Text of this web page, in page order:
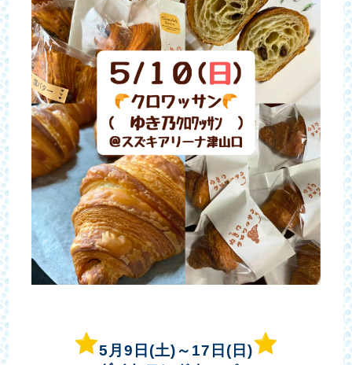
5月9日(土)～17日(日)